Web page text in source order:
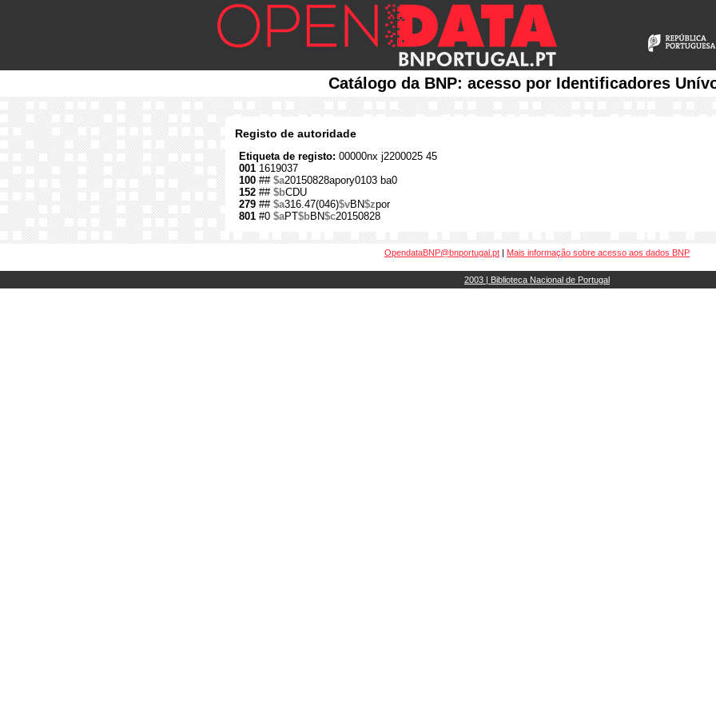
Catálogo da BNP: acesso por Identificadores
Registo de autoridade
Etiqueta de registo: 00000nx j2200025 45
001 1619037
100 ## $a20150828apory0103 ba0
152 ## $bCDU
279 ## $a316.47(046)$vBN$zpor
801 #0 $aPT$bBN$c20150828
OpendataBNP@bnportugal.pt | Mais informação sobre acesso aos dados BNP
2003 | Biblioteca Nacional de Portugal